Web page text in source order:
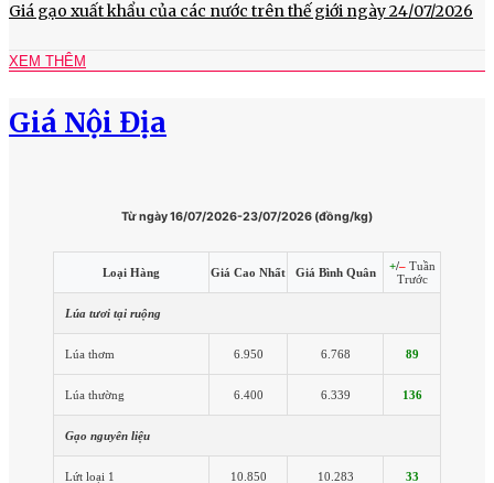
Giá gạo xuất khẩu của các nước trên thế giới ngày 24/07/2026
XEM THÊM
Giá Nội Địa
Từ ngày 16/07/2026-23/07/2026 (đồng/kg)
Loại Hàng Giá Cao Nhất Giá Bình Quân +/–Tuần
Trước
Lúa tươi tại ruộng
Lúa thơm 6.950 6.768 89
Lúa thường 6.400 6.339 136
Gạo nguyên liệu
Lứt loại 1 10.850 10.283 33